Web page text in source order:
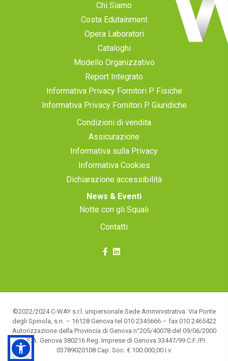
Chi Siamo
Costa Edutainment
Opera Laboratori
Cataloghi
Modello Organizzativo
Report Integrato
Informativa Privacy Fornitori P. Fisiche
Informativa Privacy Fornitori P. Giuridiche
Condizioni di vendita
Assicurazione
Informativa sulla Privacy
Informativa Cookies
Dichiarazione accessibilità
News & Eventi
Notte con gli Squali
Contatti
©2022/2024 C-WAY s.r.l. unipersonale Sede Amministrativa: Via Ponte
degli Spinola, s.n. – 16128 Genova tel 010 2345666 – fax 010 2465422
Autorizzazione della Provincia di Genova n°205/40078 del 09/06/2000
R.E.A. Genova 380216 Reg. Imprese di Genova 33447/99 C.F./P.I.
03789020108 Cap. Soc. € 100.000,00 i.v.